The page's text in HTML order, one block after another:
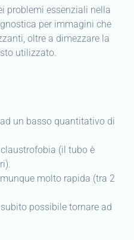
problemi essenziali nella
per immagini che
oltre a dimezzare la
utilizzato.
un basso quantitativo di
(il tubo è
molto rapida (tra 2
possibile tornare ad